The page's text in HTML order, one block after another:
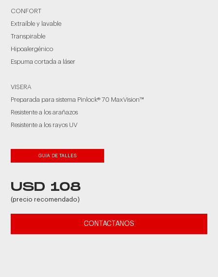
CONFORT
Extraíble y lavable
Transpirable
Hipoalergénico
Espuma cortada a láser
VISERA
Preparada para sistema Pinlock® 70 MaxVision™
Resistente a los arañazos
Resistente a los rayos UV
GUIA DE TALLES
USD 108
(precio recomendado)
CONTACTANOS